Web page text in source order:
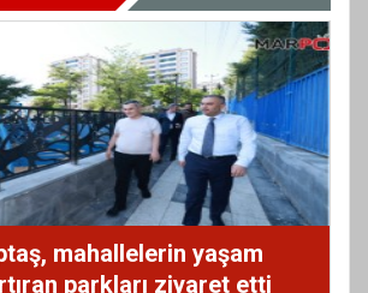
mahallelerin yaşam
parkları ziyaret etti